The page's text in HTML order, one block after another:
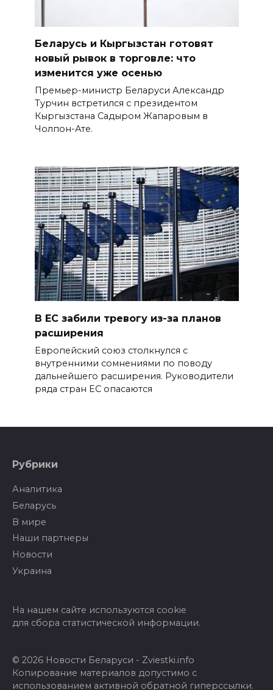
Беларусь и Кыргызстан готовят
новый рывок в торговле: что
изменится уже осенью
Премьер-министр Беларуси Александр
Турчин встретился с президентом
Кыргызстана Садыром Жапаровым в
Чолпон-Ате.
В ЕС забили тревогу из-за планов
расширения
Европейский союз столкнулся с
внутренними сомнениями по поводу
дальнейшего расширения. Руководители
ряда стран ЕС опасаются
Рубрики
Аналитика
Беларусь
В мире
Наши партнеры
Новости
Украина
На нашем сайте используются cookie
для сбора статистической информации.
© 2026 Новости Беларуси - Zviestki.info
Копирование материалов допустимо с
использованием активной обратной гиперссылки.